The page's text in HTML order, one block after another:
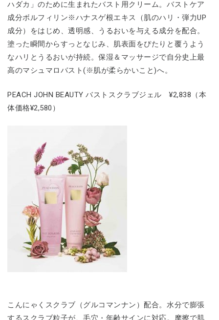
ハダカ」のために生まれたバスト用クリーム。バストケア
成分ボルフィリン※ハナスゲ根エキス（肌のハリ・弾力UP
成分）をはじめ、透明感、うるおいを与える成分を配合。
塗った瞬間からすっとなじみ、肌表面をぴたりと覆うよう
なハリとうるおいが持続。保湿＆マッサージで自分史上最
高のマシュマロバスト(※肌が柔らかいこと)へ。
PEACH JOHN BEAUTY バストスクラブジェル ¥2,838（本
体価格¥2,580）
こんにゃくスクラブ（グルコマンナン）配合。水分で膨張